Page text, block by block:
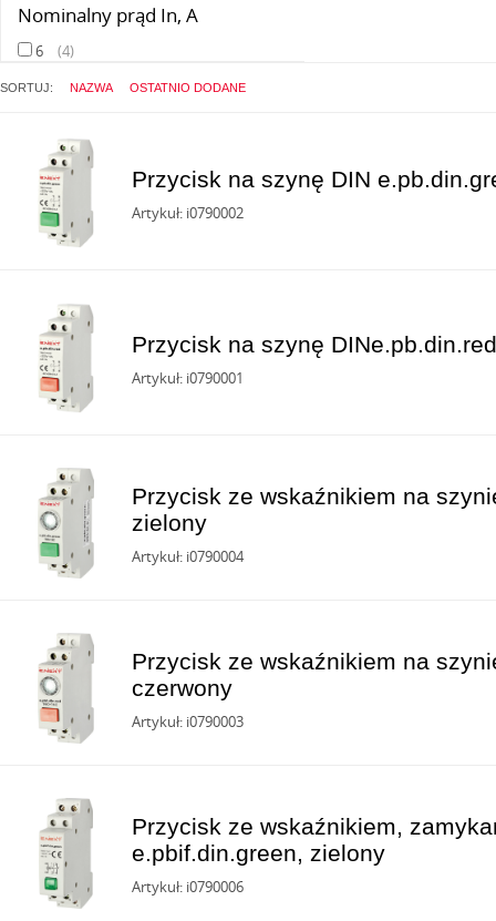
Nominalny prąd In, А
6 (4)
SORTUJ: NAZWA OSTATNIO DODANE
Przycisk na szynę DIN
Artykuł: i0790002
Przycisk na szynę
Artykuł: i0790001
Przycisk ze wskaźnikiem na
zielony
Artykuł: i0790004
Przycisk ze wskaźnikiem na
czerwony
Artykuł: i0790003
Przycisk ze wskaźnikiem,
e.pbif.din.green, zielony
Artykuł: i0790006